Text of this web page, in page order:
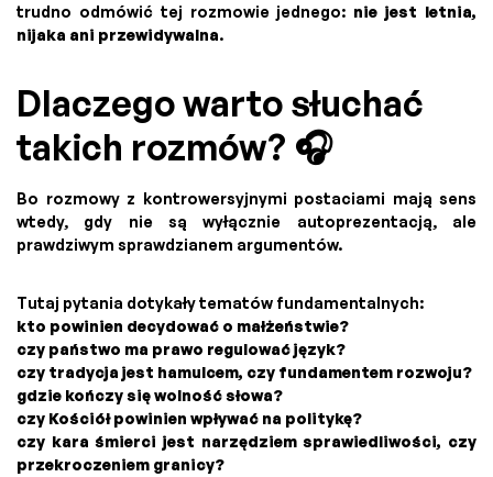
trudno odmówić tej rozmowie jednego: nie jest letnia,
nijaka ani przewidywalna.
Dlaczego warto słuchać
takich rozmów? 🎧
Bo rozmowy z kontrowersyjnymi postaciami mają sens
wtedy, gdy nie są wyłącznie autoprezentacją, ale
prawdziwym sprawdzianem argumentów.
Tutaj pytania dotykały tematów fundamentalnych:
kto powinien decydować o małżeństwie?
czy państwo ma prawo regulować język?
czy tradycja jest hamulcem, czy fundamentem rozwoju?
gdzie kończy się wolność słowa?
czy Kościół powinien wpływać na politykę?
czy kara śmierci jest narzędziem sprawiedliwości, czy
przekroczeniem granicy?